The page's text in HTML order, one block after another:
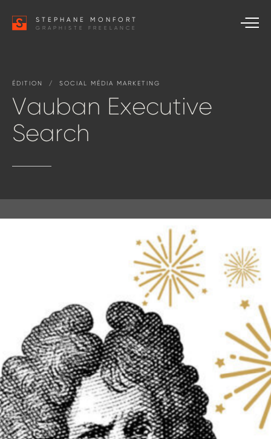
STEPHANE MONFORT
GRAPHISTE FREELANCE
ÉDITION / SOCIAL MÉDIA MARKETING
Vauban Executive
Search